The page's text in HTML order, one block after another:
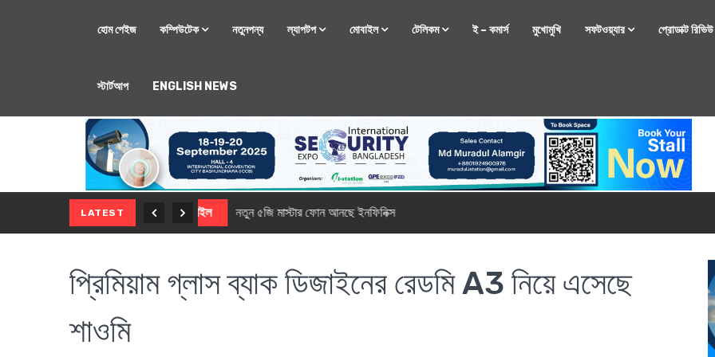
হোম পেইজ কম্পিউটেক নতুনপন্য ল্যাপটপ মোবাইল টেলিকম ই – কমার্স মুখোমুখি সফটওয়্যার প্রোডাক্ট রিভিউ
স্টার্টআপ ENGLISH NEWS
LATEST মোবাইল নতুন সি-সিরিজ স্মার্টফোন নিয়ে আসছে রিয়েলমি
প্রিমিয়াম গ্লাস ব্যাক ডিজাইনের রেডমি A3 নিয়ে এসেছে
শাওমি